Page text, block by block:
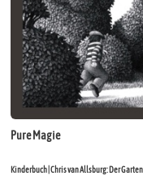
Pure Magie
Kinderbuch | Chris van Allsburg: Der